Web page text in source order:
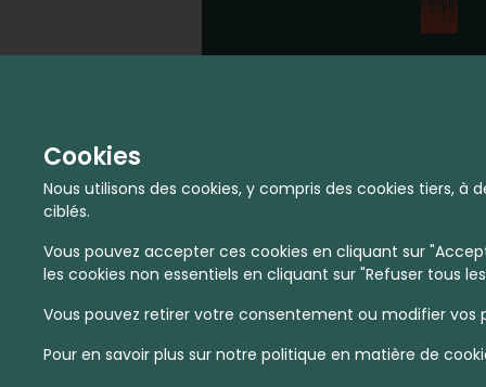
Cookies
Nous utilisons des cookies, y compris des cookies tiers,
ciblés.
Vous pouvez accepter ces cookies en cliquant sur
les cookies non essentiels en cliquant sur "Refuser tous
Vous pouvez retirer votre consentement ou modifier
Pour en savoir plus sur notre politique en matière de